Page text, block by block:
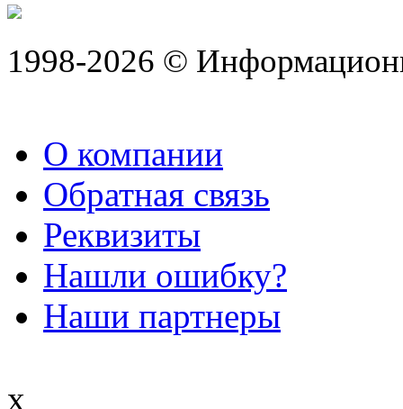
1998-2026 ©
О компании
Обратная связь
Реквизиты
Нашли ошибку?
Наши партнеры
x